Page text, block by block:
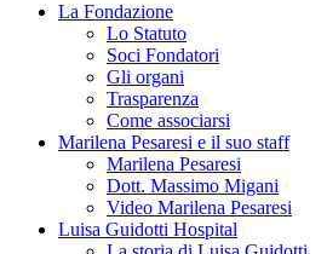
La Fondazione
Lo Statuto
Soci Fondatori
Gli organi
Trasparenza
Come associarsi
Marilena Pesaresi e il suo staff
Marilena Pesaresi
Dott. Massimo Migani
Video Marilena Pesaresi
Luisa Guidotti Hospital